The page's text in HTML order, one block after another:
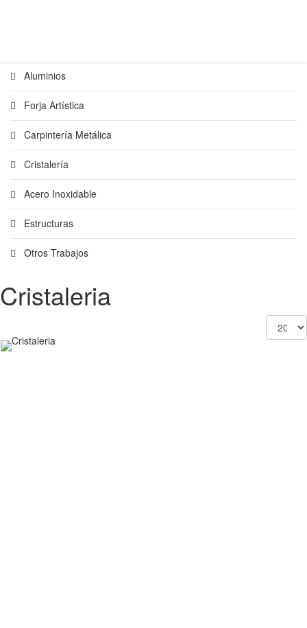
Aluminios
Forja Artística
Carpintería Metálica
Cristalería
Acero Inoxidable
Estructuras
Otros Trabajos
Cristaleria